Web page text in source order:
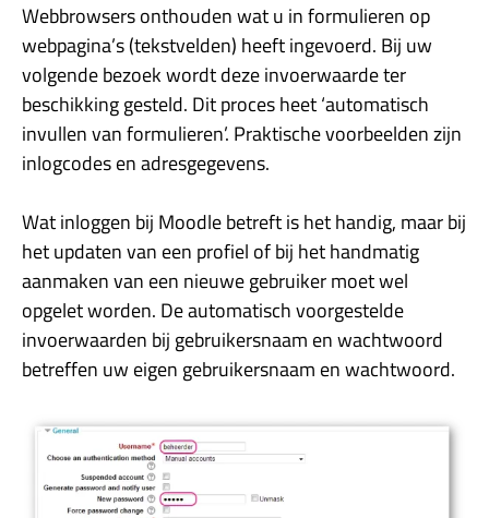
Webbrowsers onthouden wat u in formulieren op
webpagina’s (tekstvelden) heeft ingevoerd. Bij uw
volgende bezoek wordt deze invoerwaarde ter
beschikking gesteld. Dit proces heet ‘automatisch
invullen van formulieren’. Praktische voorbeelden zijn
inlogcodes en adresgegevens.
Wat inloggen bij Moodle betreft is het handig, maar bij
het updaten van een profiel of bij het handmatig
aanmaken van een nieuwe gebruiker moet wel
opgelet worden. De automatisch voorgestelde
invoerwaarden bij gebruikersnaam en wachtwoord
betreffen uw eigen gebruikersnaam en wachtwoord.